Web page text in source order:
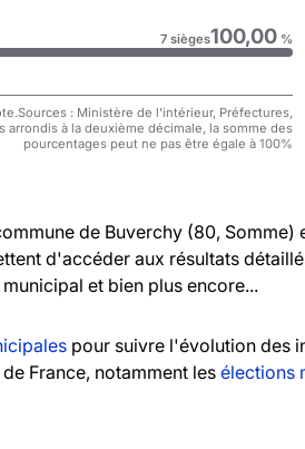
7 sièges100,00 %
: Ministère de l'intérieur, Préfectures,
à la deuxième décimale, la somme des
pourcentages peut ne pas être égale à 100%
de Buverchy (80, Somme)
d'accéder aux résultats
et bien plus encore...
pour suivre l'évolution des
France, notamment les élections